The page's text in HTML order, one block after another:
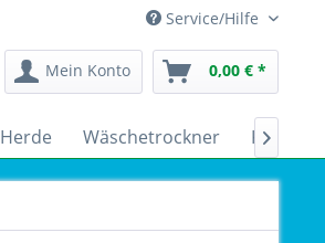
Service/Hilfe
Mein Konto 0,00 € *
Herde Wäschetrockner 